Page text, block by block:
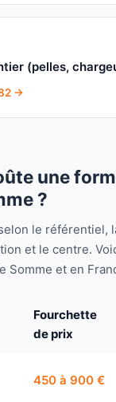
(pelles,
→
une
?
le référentiel,
et le centre.
Somme et en
Fourchette
de prix
450 à 900 €